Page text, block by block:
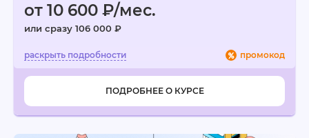
от 10 600 ₽/мес.
или сразу 106 000 ₽
промокод
ПОДРОБНЕЕ О КУРСЕ